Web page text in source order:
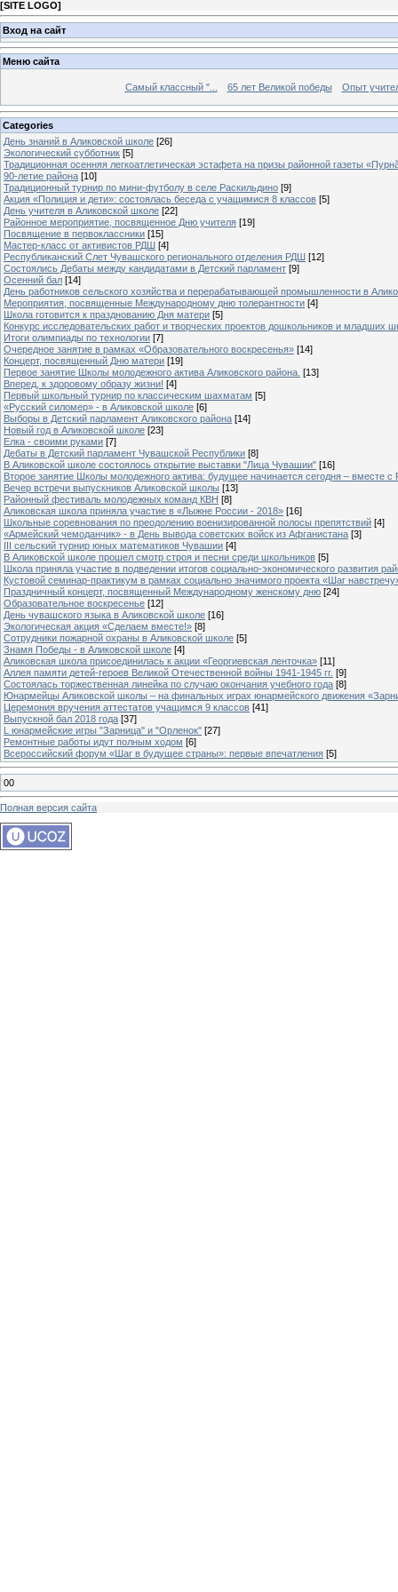
[SITE LOGO]
Вход на сайт
Меню сайта
Самый классный "... 65 лет Великой победы Опыт
Categories
День знаний в Аликовской школе [26]
Экологический субботник [5]
Традиционная осенняя легкоатлетическая эстафета на призы районной газеты
90-летие района [10]
Традиционный турнир по мини-футболу в селе Раскильдино [9]
Акция «Полиция и дети»: состоялась беседа с учащимися 8 классов [5]
День учителя в Аликовской школе [22]
Районное мероприятие, посвященное Дню учителя [19]
Посвящение в первоклассники [15]
Мастер-класс от активистов РДШ [4]
Республиканский Слет Чувашского регионального отделения РДШ [12]
Состоялись Дебаты между кандидатами в Детский парламент [9]
Осенний бал [14]
День работников сельского хозяйства и перерабатывающей промышленности в
Мероприятия, посвященные Международному дню толерантности [4]
Школа готовится к празднованию Дня матери [5]
Конкурс исследовательских работ и творческих проектов дошкольников и младших
Итоги олимпиады по технологии [7]
Очередное занятие в рамках «Образовательного воскресенья» [14]
Концерт, посвященный Дню матери [19]
Первое занятие Школы молодежного актива Аликовского района. [13]
Вперед, к здоровому образу жизни! [4]
Первый школьный турнир по классическим шахматам [5]
«Русский силомер» - в Аликовской школе [6]
Выборы в Детский парламент Аликовского района [14]
Новый год в Аликовской школе [23]
Елка - своими руками [7]
Дебаты в Детский парламент Чувашской Республики [8]
В Аликовской школе состоялось открытие выставки "Лица Чувашии" [16]
Второе занятие Школы молодежного актива: будущее начинается сегодня – вместе
Вечер встречи выпускников Аликовской школы [13]
Районный фестиваль молодежных команд КВН [8]
Аликовская школа приняла участие в «Лыжне России - 2018» [16]
Школьные соревнования по преодолению военизированной полосы препятствий [4]
«Армейский чемоданчик» - в День вывода советских войск из Афганистана [3]
III сельский турнир юных математиков Чувашии [4]
В Аликовской школе прошел смотр строя и песни среди школьников [5]
Школа приняла участие в подведении итогов социально-экономического развития
Кустовой семинар-практикум в рамках социально значимого проекта «Шаг
Праздничный концерт, посвященный Международному женскому дню [24]
Образовательное воскресенье [12]
День чувашского языка в Аликовской школе [16]
Экологическая акция «Сделаем вместе!» [8]
Сотрудники пожарной охраны в Аликовской школе [5]
Знамя Победы - в Аликовской школе [4]
Аликовская школа присоединилась к акции «Георгиевская ленточка» [11]
Аллея памяти детей-героев Великой Отечественной войны 1941-1945 гг. [9]
Cостоялась торжественная линейка по случаю окончания учебного года [8]
Юнармейцы Аликовской школы – на финальных играх юнармейского движения
Церемония вручения аттестатов учащимся 9 классов [41]
Выпускной бал 2018 года [37]
L юнармейские игры "Зарница" и "Орленок" [27]
Ремонтные работы идут полным ходом [6]
Всероссийский форум «Шаг в будущее страны»: первые впечатления [5]
00
Полная версия сайта